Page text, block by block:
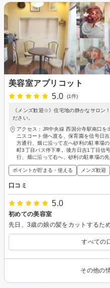
美容室アプリコット
5.0
(1件)
《メンズ歓迎☆》住宅地の静かなサロン
ださい。
アクセス：JR中央線 西国分寺駅南口
ニスコート側へ渡る、保育園を信号日
方通行、畑に沿って左へ砂利の駐車場
町3丁目バス停下車。後方日吉1丁目信
行、畑に沿って右へ、砂利の駐車場の
ポイントが貯まる・使える メンズ歓迎
口コミ
5.0
初めての美容室
すべての
その他の